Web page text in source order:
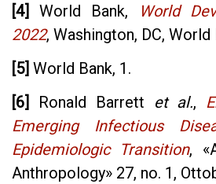
[4]
World Bank,
World
2022, Washington, DC, World
[5] World Bank, 1.
[6]
Ronald Barrett et al.,
Emerging Infectious
Epidemiologic Transition, «
Anthropology» 27, no. 1,